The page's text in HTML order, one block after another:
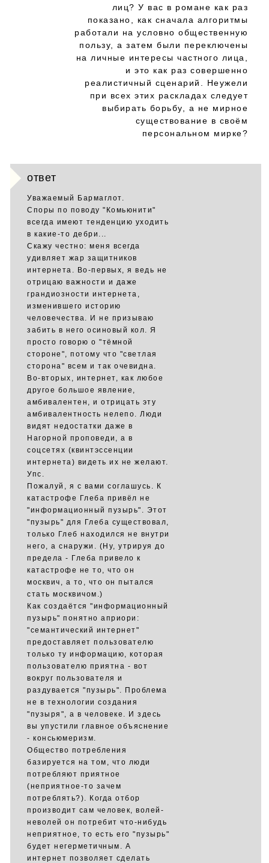
лиц? У вас в романе как раз
показано, как сначала алгоритмы
работали на условно общественную
пользу, а затем были переключены
на личные интересы частного лица,
и это как раз совершенно
реалистичный сценарий. Неужели
при всех этих раскладах следует
выбирать борьбу, а не мирное
существование в своём
персональном мирке?
ответ
Уважаемый Бармаглот.
Споры по поводу "Комьюнити"
всегда имеют тенденцию уходить
в какие-то дебри...
Скажу честно: меня всегда
удивляет жар защитников
интернета. Во-первых, я ведь не
отрицаю важности и даже
грандиозности интернета,
изменившего историю
человечества. И не призываю
забить в него осиновый кол. Я
просто говорю о "тёмной
стороне", потому что "светлая
сторона" всем и так очевидна.
Во-вторых, интернет, как любое
другое большое явление,
амбивалентен, и отрицать эту
амбивалентность нелепо. Люди
видят недостатки даже в
Нагорной проповеди, а в
соцсетях (квинтэссенции
интернета) видеть их не желают.
Упс.
Пожалуй, я с вами соглашусь. К
катастрофе Глеба привёл не
"информационный пузырь". Этот
"пузырь" для Глеба существовал,
только Глеб находился не внутри
него, а снаружи. (Ну, утрируя до
предела - Глеба привело к
катастрофе не то, что он
москвич, а то, что он пытался
стать москвичом.)
Как создаётся "информационный
пузырь" понятно априори:
"семантический интернет"
предоставляет пользователю
только ту информацию, которая
пользователю приятна - вот
вокруг пользователя и
раздувается "пузырь". Проблема
не в технологии создания
"пузыря", а в человеке. И здесь
вы упустили главное объяснение
- консьюмеризм.
Общество потребления
базируется на том, что люди
потребляют приятное
(неприятное-то зачем
потреблять?). Когда отбор
производит сам человек, волей-
неволей он потребит что-нибудь
неприятное, то есть его "пузырь"
будет негерметичным. А
интернет позволяет сделать